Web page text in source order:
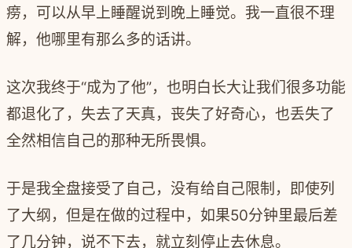
痨，可以从早上睡醒说到晚上睡觉。我一直很不理
解，他哪里有那么多的话讲。
这次我终于“成为了他”，也明白长大让我们很多功能
都退化了，失去了天真，丧失了好奇心，也丢失了
全然相信自己的那种无所畏惧。
于是我全盘接受了自己，没有给自己限制，即使列
了大纲，但是在做的过程中，如果50分钟里最后差
了几分钟，说不下去，就立刻停止去休息。